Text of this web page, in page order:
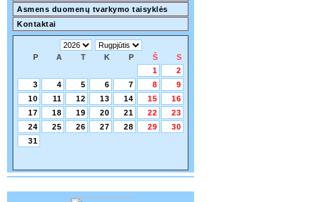
Asmens duomenų tvarkymo taisyklės
Kontaktai
P A T K P Š
S
1
2
3
4 5 6 7 8
9
10
11 12 13 14 15
16
17
18 19 20 21 22
23
24
25 26 27 28 29
30
31